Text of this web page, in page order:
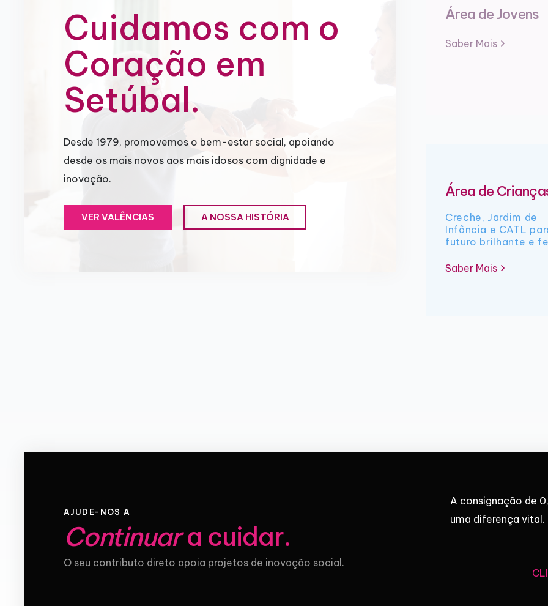
Cuidamos com o
Coração em
Setúbal.
Desde 1979, promovemos o bem-estar social, apoiando
desde os mais novos aos mais idosos com dignidade e
inovação.
VER VALÊNCIAS A NOSSA HISTÓRIA
Área de Jovens
Saber Mais
Área de
Creche, Jardim de
Infância e CATL
futuro brilhante e
Saber Mais
AJUDE-NOS A
Continuara cuidar.
O seu contributo direto apoia projetos de inovação social.
A consignação de
uma diferença vital.